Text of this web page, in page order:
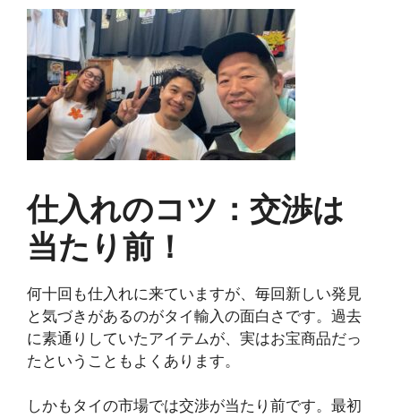
仕入れのコツ：交渉は
当たり前！
何十回も仕入れに来ていますが、毎回新しい発見
と気づきがあるのがタイ輸入の面白さです。過去
に素通りしていたアイテムが、実はお宝商品だっ
たということもよくあります。
しかもタイの市場では交渉が当たり前です。最初